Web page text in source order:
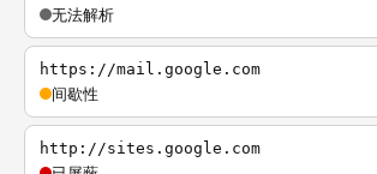
无法解析
https://mail.google.com
间歇性
http://sites.google.com